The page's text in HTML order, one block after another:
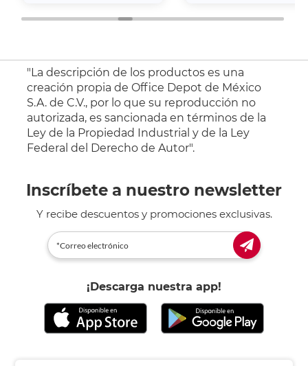
"La descripción de los productos es una
creación propia de Office Depot de México
S.A. de C.V., por lo que su reproducción no
autorizada, es sancionada en términos de la
Ley de la Propiedad Industrial y de la Ley
Federal del Derecho de Autor".
Inscríbete a nuestro newsletter
Y recibe descuentos y promociones exclusivas.
¡Descarga nuestra app!